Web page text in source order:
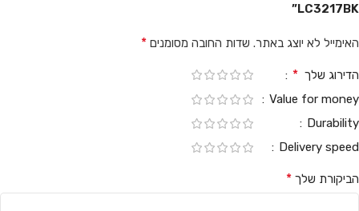
LC3217BK”
האימייל לא יוצג באתר. שדות החובה מסומנים *
הדירוג שלך *
Value for money
Durability
Delivery speed
הביקורת שלך *